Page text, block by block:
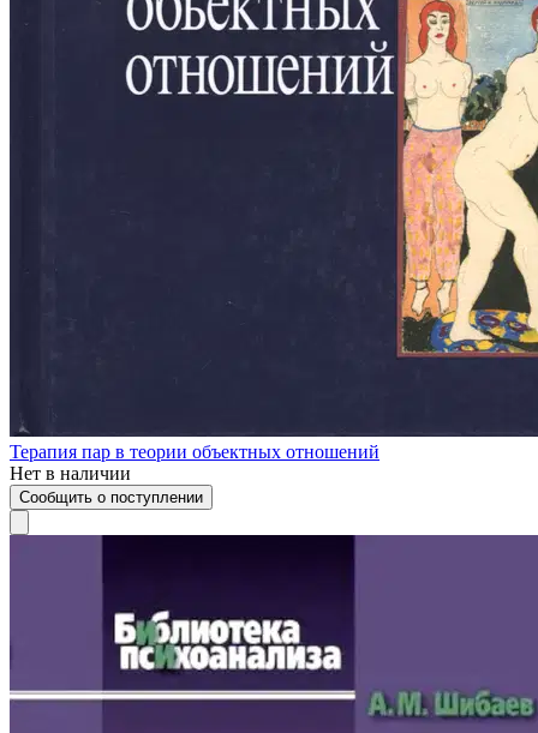
Терапия пар в теории объектных отношений
Нет в наличии
Сообщить о поступлении